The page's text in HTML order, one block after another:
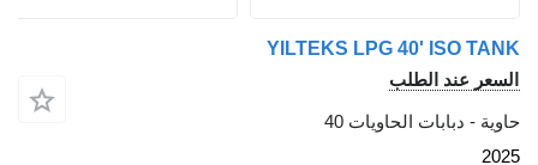
YILTEKS LPG 40'
الطلب
الحاويات 40